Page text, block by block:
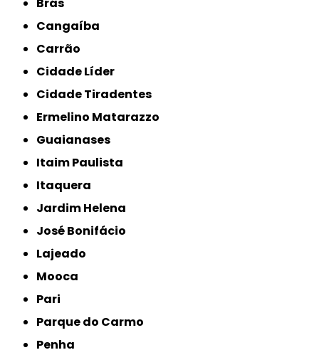
Brás
Cangaíba
Carrão
Cidade Líder
Cidade Tiradentes
Ermelino Matarazzo
Guaianases
Itaim Paulista
Itaquera
Jardim Helena
José Bonifácio
Lajeado
Mooca
Pari
Parque do Carmo
Penha